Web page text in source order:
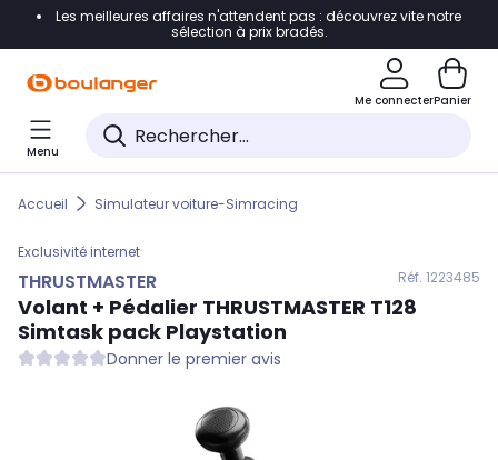
Accéder directement à la navigation
Accéder directement au pied de page
Accéder directement au chatbot
Les meilleures affaires n'attendent pas : découvrez vite notre
sélection à prix bradés.
Me connecterPanier
Menu
Accueil Simulateur voiture-Simracing
Exclusivité internet
THRUSTMASTER Réf. 1223485
Volant + Pédalier THRUSTMASTER T128
Simtask pack Playstation
Donner le premier avis